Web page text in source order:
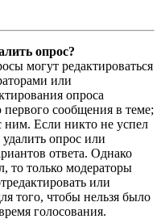
опрос?
могут редактироваться
или
опроса
сообщения в теме;
ним. Если никто не успел
опрос или
ответа. Однако
то только модераторы
или
того, чтобы нельзя было
голосования.